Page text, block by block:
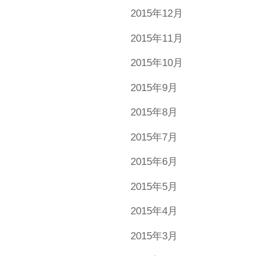
2015年12月
2015年11月
2015年10月
2015年9月
2015年8月
2015年7月
2015年6月
2015年5月
2015年4月
2015年3月